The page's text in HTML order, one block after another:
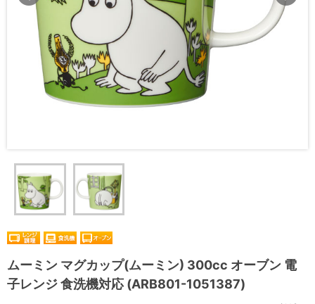
ムーミン マグカップ(ムーミン) 300cc オーブン 電
子レンジ 食洗機対応 (ARB801-1051387)